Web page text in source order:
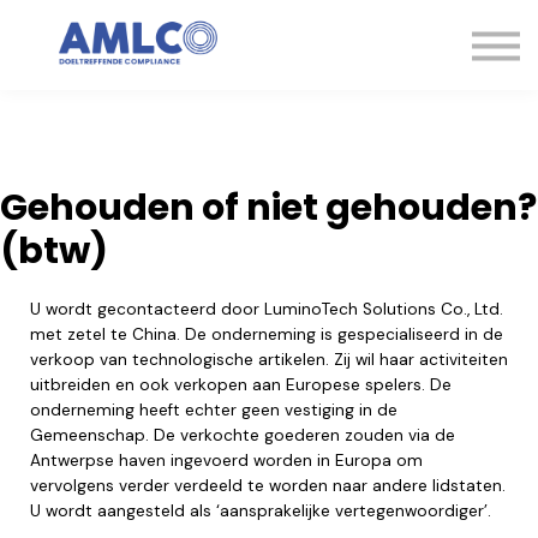
Kennisbank
Expertise
Gehouden of niet gehouden?
(btw)
U wordt gecontacteerd door LuminoTech Solutions Co., Ltd.
met zetel te China. De onderneming is gespecialiseerd in de
verkoop van technologische artikelen. Zij wil haar activiteiten
uitbreiden en ook verkopen aan Europese spelers. De
onderneming heeft echter geen vestiging in de
Gemeenschap. De verkochte goederen zouden via de
Antwerpse haven ingevoerd worden in Europa om
vervolgens verder verdeeld te worden naar andere lidstaten.
U wordt aangesteld als ‘aansprakelijke vertegenwoordiger’.